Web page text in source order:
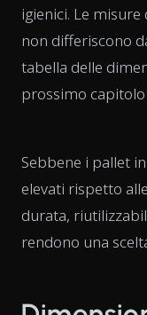
igienici. Le
non differiscono
tabella delle
prossimo
Sebbene i pallet
elevati rispetto
durata,
rendono una